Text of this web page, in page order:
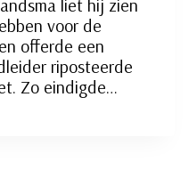
liet hij zien
voor de
offerde een
riposteerde
Zo eindigde…